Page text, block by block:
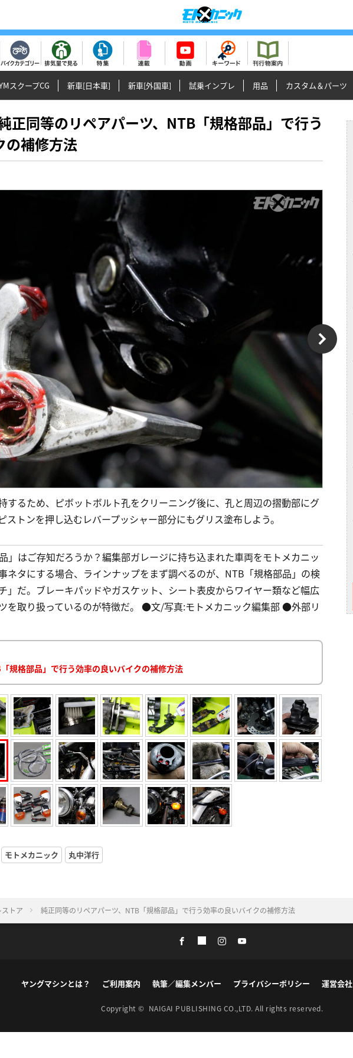
スクープCG 新車[日本車] 新車[外国車] 試乗インプレ 用品 カスタム＆パーツ
正同等のリペアパーツ、NTB「規格部品」で行う
の補修方法
するため、ピボットボルト孔をクリーニング後に、孔と周辺の摺動部にグ
ストンを押し込むレバープッシャー部分にもグリス塗布しよう。
」はご存知だろうか？編集部ガレージに持ち込まれた車両をモトメカニッ
ネタにする場合、ラインナップをまず調べるのが、NTB「規格部品」の検
」だ。ブレーキパッドやガスケット、シート表皮からワイヤー類など幅広
を取り扱っているのが特徴だ。 ●文/写真:モトメカニック編集部 ●外部リ
規格部品」で行う効率の良いバイクの補修方法
モトメカニック 丸中洋行
トア 純正同等のリペアパーツ、NTB「規格部品」で行う効率の良いバイクの補修方法
ヤングマシンとは？ ご利用案内 執筆／編集メンバー プライバシーポリシー 運営会社
Copyright © NAIGAI PUBLISHING CO.,LTD. All rights reserved.